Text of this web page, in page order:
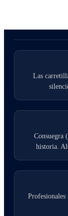
Las
Consuegra
historia.